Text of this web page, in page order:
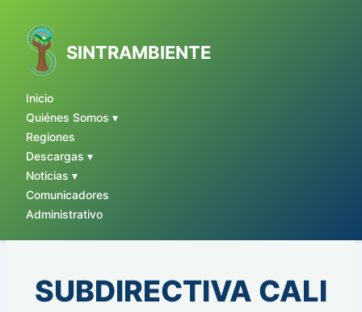
SINTRAMBIENTE
Inicio
Quiénes Somos ▾
Regiones
Descargas ▾
Noticias ▾
Comunicadores
Administrativo
contenido
SUBDIRECTIVA CALI